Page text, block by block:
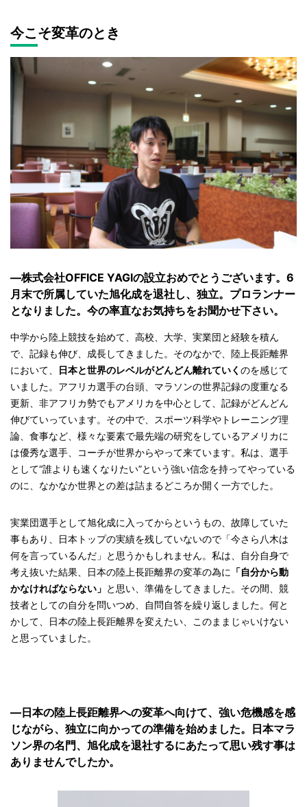
今こそ変革のとき
—株式会社OFFICE YAGIの設立おめでとうございます。6
月末で所属していた旭化成を退社し、独立。プロランナー
となりました。今の率直なお気持ちをお聞かせ下さい。
中学から陸上競技を始めて、高校、大学、実業団と経験を積ん
で、記録も伸び、成長してきました。そのなかで、陸上長距離界
において、
日本と世界のレベルがどんどん離れていく のを感じて
いました。アフリカ選手の台頭、マラソンの世界記録の度重なる
更新、非アフリカ勢でもアメリカを中心として、記録がどんどん
伸びていっています。その中で、スポーツ科学やトレーニング理
論、食事など、様々な要素で最先端の研究をしているアメリカに
は優秀な選手、コーチが世界からやって来ています。私は、選手
として“誰よりも速くなりたい”という強い信念を持ってやっている
のに、なかなか世界との差は詰まるどころか開く一方でした。
実業団選手として旭化成に入ってからというもの、故障していた
事もあり、日本トップの実績を残していないので「今さら八木は
何を言っているんだ」と思うかもしれません。私は、自分自身で
考え抜いた結果、日本の陸上長距離界の変革の為に 「自分から動
かなければならない」 と思い、準備をしてきました。その間、競
技者としての自分を問いつめ、自問自答を繰り返しました。何と
かして、日本の陸上長距離界を変えたい、このままじゃいけない
と思っていました。
—日本の陸上長距離界への変革へ向けて、強い危機感を感
じながら、独立に向かっての準備を始めました。日本マラ
ソン界の名門、旭化成を退社するにあたって思い残す事は
ありませんでしたか。